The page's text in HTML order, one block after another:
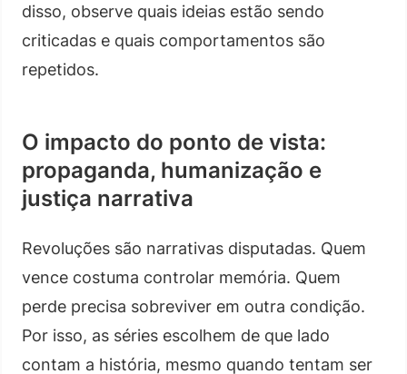
disso, observe quais ideias estão sendo
criticadas e quais comportamentos são
repetidos.
O impacto do ponto de vista:
propaganda, humanização e
justiça narrativa
Revoluções são narrativas disputadas. Quem
vence costuma controlar memória. Quem
perde precisa sobreviver em outra condição.
Por isso, as séries escolhem de que lado
contam a história, mesmo quando tentam ser